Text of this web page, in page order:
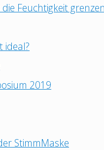
Feuchtigkeit
ideal?
2019
StimmMaske